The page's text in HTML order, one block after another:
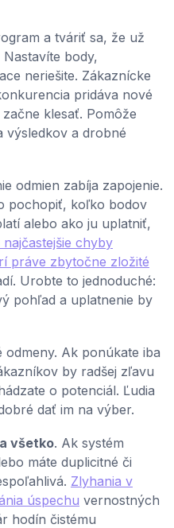
a tváriť sa, že už
body,
neriešite. Zákaznícke
pridáva nové
klesať. Pomôže
výsledkov a drobné
odmien zabíja zapojenie.
pochopiť, koľko bodov
alebo ako ju uplatniť,
najčastejšie chyby
práve zbytočne zložité
Urobte to jednoduché:
pohľad a uplatnenie by
Ak ponúkate iba
by radšej zľavu
o potenciál. Ľudia
dať im na výber.
všetko. Ak systém
máte duplicitné či
Zlyhania v
úspechu vernostných
hodín čistému